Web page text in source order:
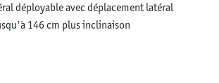
déployable avec déplacement latéral
146 cm plus inclinaison